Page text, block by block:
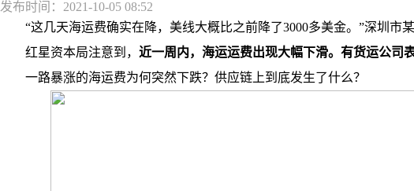
发布时间：2021-10-05 08:52
“这几天海运费确实在降，美线大概比之前降了3000多美金。”深圳市
红星资本局注意到， 近一周内，海运运费出现大幅下滑。有货运公司
一路暴涨的海运费为何突然下跌？供应链上到底发生了什么？